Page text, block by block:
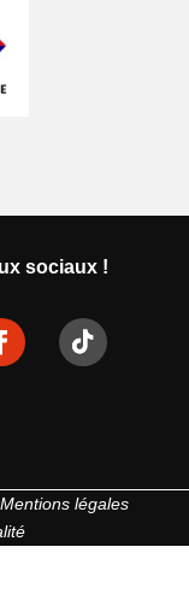
sociaux !
Mentions légales